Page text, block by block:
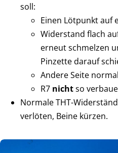
soll:
Einen Lötpunkt auf
Widerstand flach
erneut schmelzen
Pinzette darauf
Andere Seite
R7 nichtso
Normale THT-
verlöten, Beine kürzen.